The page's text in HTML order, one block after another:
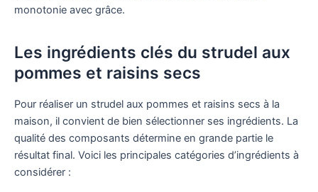
monotonie avec grâce.
Les ingrédients clés du strudel aux
pommes et raisins secs
Pour réaliser un strudel aux pommes et raisins secs à la
maison, il convient de bien sélectionner ses ingrédients. La
qualité des composants détermine en grande partie le
résultat final. Voici les principales catégories d’ingrédients à
considérer :